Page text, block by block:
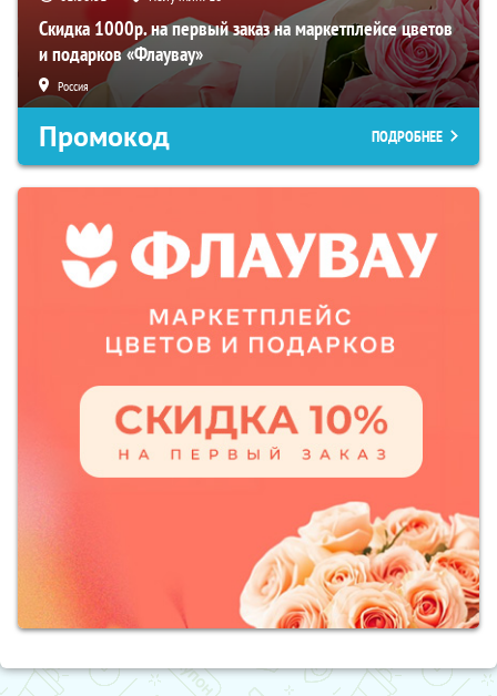
Скидка 1000р. на первый заказ на маркетплейсе цветов
и подарков «Флаувау»
Россия
Промокод ПОДРОБНЕЕ